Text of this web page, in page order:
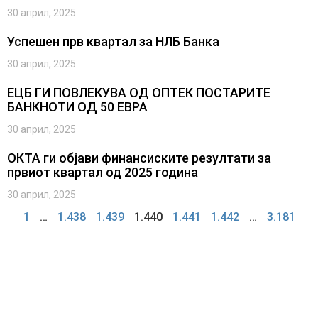
30 април, 2025
Успешeн прв квартал за НЛБ Банка
30 април, 2025
ЕЦБ ГИ ПОВЛЕКУВА ОД ОПТЕК ПОСТАРИТЕ
БАНКНОТИ ОД 50 ЕВРА
30 април, 2025
ОКТА ги објави финансиските резултати за
првиот квартал од 2025 година
30 април, 2025
1 … 1.438 1.439 1.440 1.441 1.442 … 3.181